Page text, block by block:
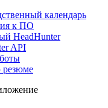
календарь
к ПО
HeadHunter
API
резюме